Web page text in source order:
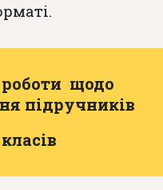
роботи щодо
підручників